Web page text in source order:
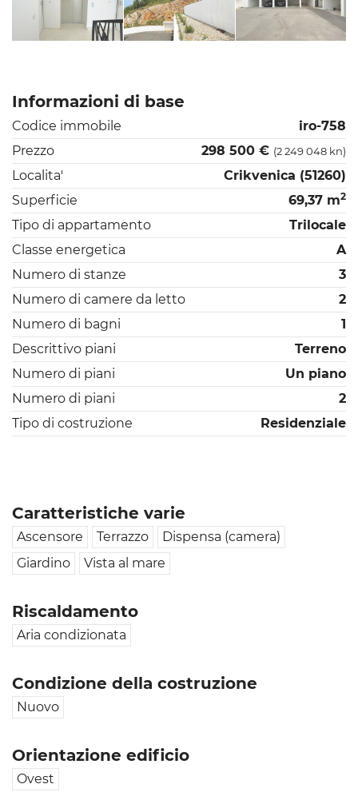
Informazioni di base
Codice immobile
iro-758
Prezzo
298 500 € (2 249 048 kn)
Localita'
Crikvenica (51260)
Superficie
69,37 m2
Tipo di appartamento
Trilocale
Classe energetica
A
Numero di stanze
3
Numero di camere da letto
2
Numero di bagni
1
Descrittivo piani
Terreno
Numero di piani
Un piano
Numero di piani
2
Tipo di costruzione
Residenziale
Caratteristiche varie
Ascensore Terrazzo
Dispensa (camera)
Giardino
Vista al mare
Riscaldamento
Aria condizionata
Condizione della costruzione
Nuovo
Orientazione edificio
Ovest